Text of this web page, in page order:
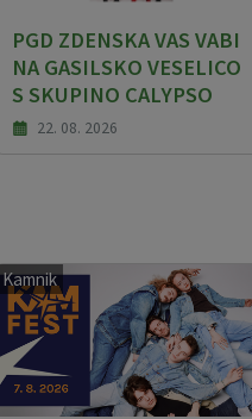
PGD ZDENSKA VAS VABI
NA GASILSKO VESELICO
S SKUPINO CALYPSO
22. 08. 2026
Kamnik